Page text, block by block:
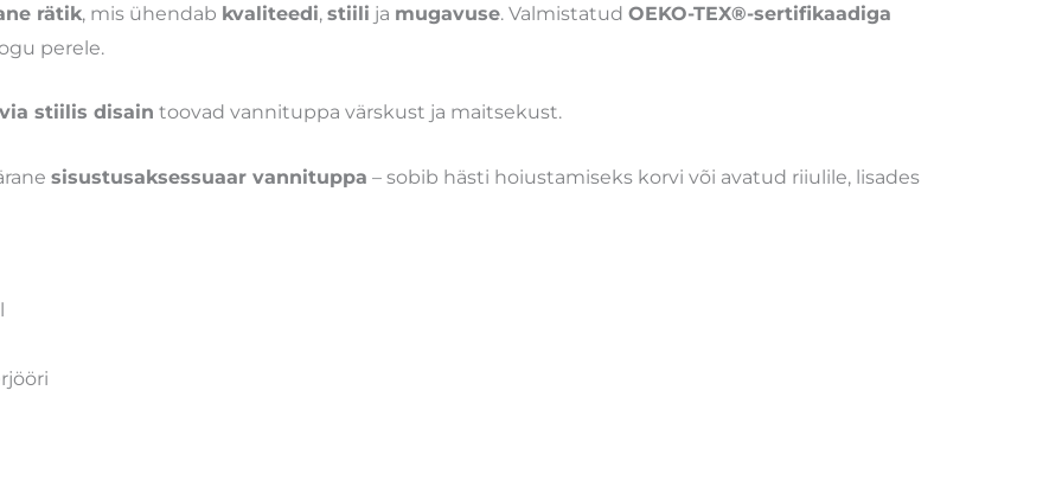
rätik, mis ühendab kvaliteedi, stiili ja mugavuse. Valmistatud OEKO-TEX®-sertifikaadiga
perele.
stiilis disain toovad vannituppa värskust ja maitsekust.
sisustusaksessuaar vannituppa – sobib hästi hoiustamiseks korvi või avatud riiulile, lisades